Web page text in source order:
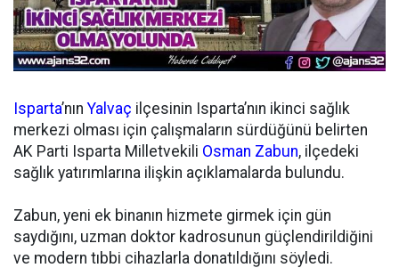
Isparta’nınYalvaç ilçesinin Isparta’nın ikinci sağlık
merkezi olması için çalışmaların sürdüğünü belirten
AK Parti Isparta Milletvekili Osman Zabun, ilçedeki
sağlık yatırımlarına ilişkin açıklamalarda bulundu.
Zabun, yeni ek binanın hizmete girmek için gün
saydığını, uzman doktor kadrosunun güçlendirildiğini
ve modern tıbbi cihazlarla donatıldığını söyledi.